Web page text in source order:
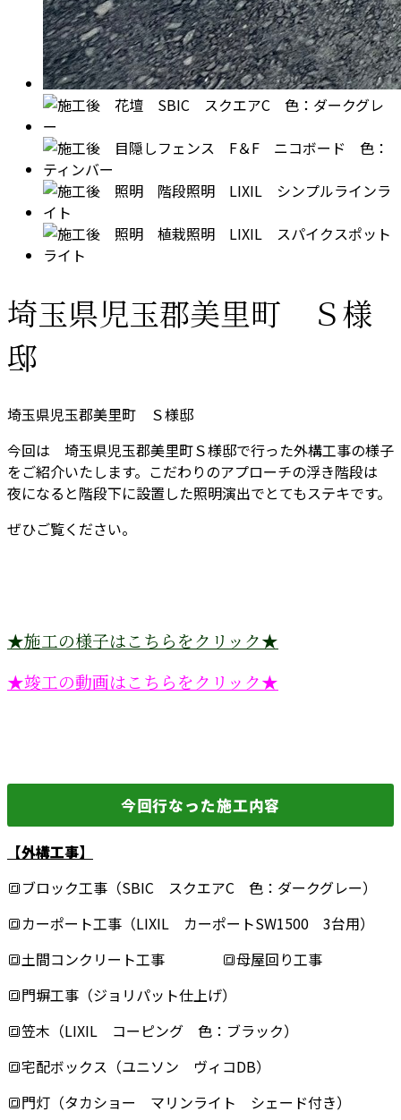
埼玉県児玉郡美里町 Ｓ様
邸
埼玉県児玉郡美里町 Ｓ様邸
今回は 埼玉県児玉郡美里町Ｓ様邸で行った外構工事の様子
をご紹介いたします。こだわりのアプローチの浮き階段は
夜になると階段下に設置した照明演出でとてもステキです。
ぜひご覧ください。
★施工の様子はこちらをクリック★
★竣工の動画はこちらをクリック★
今回行なった施工内容
【外構工事】
🔳ブロック工事（SBIC スクエアC 色：ダークグレー）
🔳カーポート工事（LIXIL カーポートSW1500 3台用）
🔳土間コンクリート工事 🔳母屋回り工事
🔳門塀工事（ジョリパット仕上げ）
🔳笠木（LIXIL コーピング 色：ブラック）
🔳宅配ボックス（ユニソン ヴィコDB）
🔳門灯（タカショー マリンライト シェード付き）